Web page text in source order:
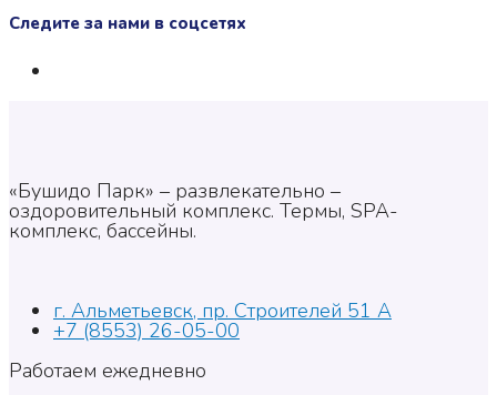
Следите за нами в соцсетях
«Бушидо Парк» – развлекательно –
оздоровительный комплекс. Термы, SPA-
комплекс, бассейны.
г. Альметьевск, пр. Строителей 51 А
+7 (8553) 26-05-00
Работаем ежедневно